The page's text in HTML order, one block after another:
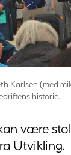
Karlsen (med
historie.
være
Utvikling.